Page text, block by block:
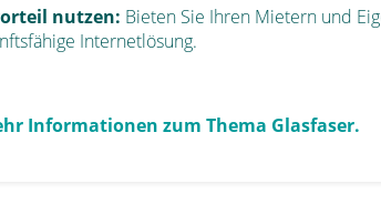
nutzen: Bieten Sie Ihren Mietern und
Internetlösung.
Informationen zum Thema Glasfaser.